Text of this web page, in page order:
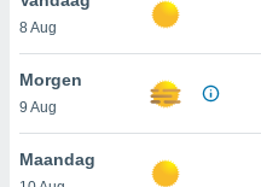
zien. U
in
en kunt
op elk
8 Aug
Morgen
9 Aug
Maandag